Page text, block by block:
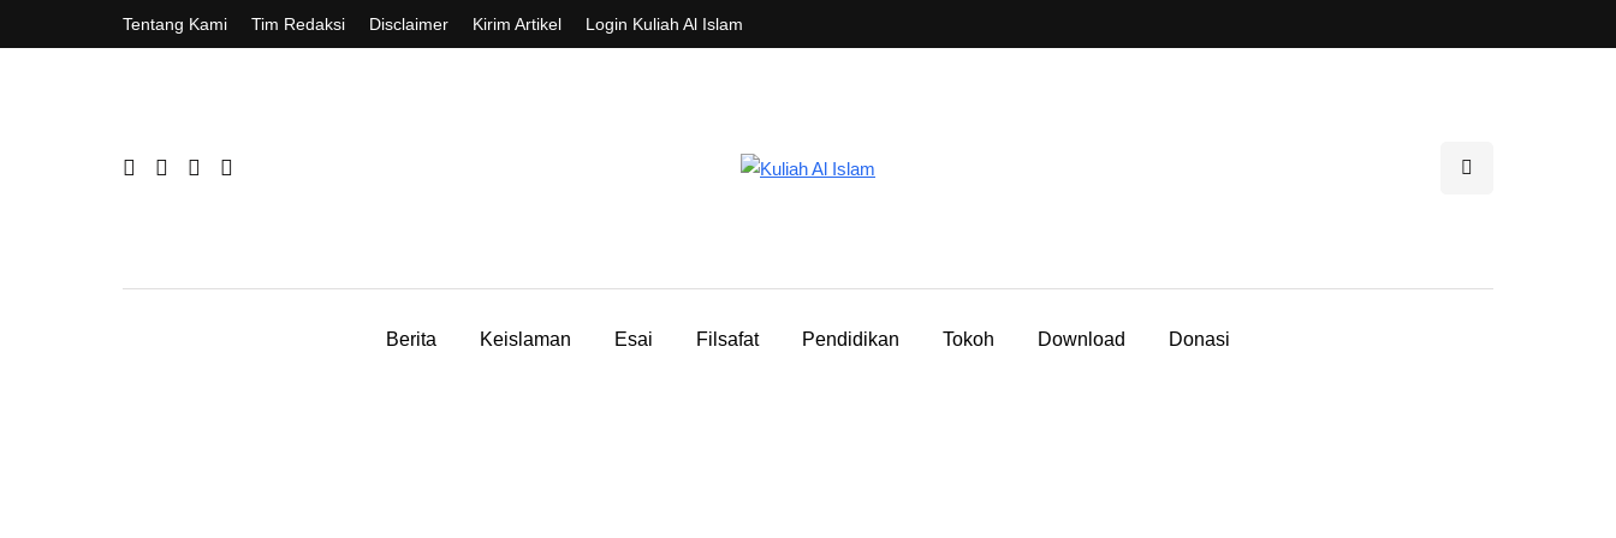
Tentang Kami Tim Redaksi Disclaimer Kirim Artikel Login Kuliah Al Islam
Berita Keislaman Esai Filsafat Pendidikan Tokoh Download Donasi